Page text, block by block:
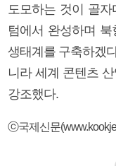
도모하는 것이 골
텀에서 완성하며
생태계를 구축하겠
니라 세계 콘텐츠
강조했다.
ⓒ국제신문